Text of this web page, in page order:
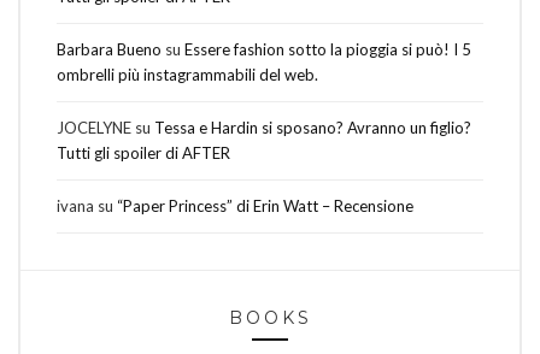
Barbara Bueno su Essere fashion sotto la pioggia si può! I 5
ombrelli più instagrammabili del web.
JOCELYNE su Tessa e Hardin si sposano? Avranno un figlio?
Tutti gli spoiler di AFTER
ivana su “Paper Princess” di Erin Watt – Recensione
BOOKS